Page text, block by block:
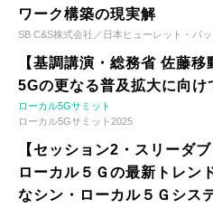
ワーク構築の現実解
SB C&S株式会社／日本ヒューレット・パ
【基調講演・総務省 佐藤
5Gの更なる普及拡大に向け
ローカル5Gサミット
ローカル5Gサミット2025
【セッション2・スリーダ
ローカル５Ｇの最新トレ
なシン・ローカル５Ｇシス